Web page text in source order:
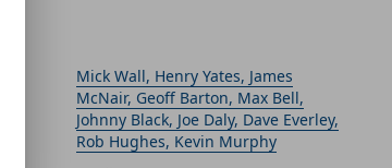
McIntyre, Ben
Mitchell, Jens Jam
Rasmussen, Paul
Rees, Ken Sharp,
Sleazegrinder,
Mick Wall, Henry Yates, James
McNair, Geoff Barton, Max Bell,
Johnny Black, Joe Daly, Dave Everley,
Rob Hughes, Kevin Murphy